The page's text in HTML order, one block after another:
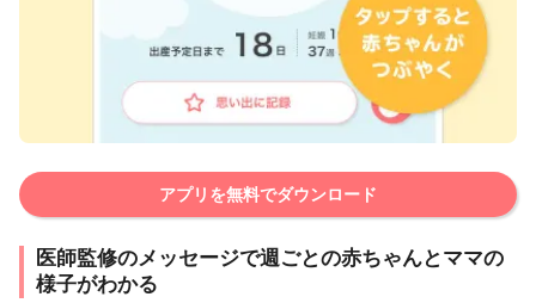
アプリを無料でダウンロード
医師監修のメッセージで週ごとの赤ちゃんとママの
様子がわかる